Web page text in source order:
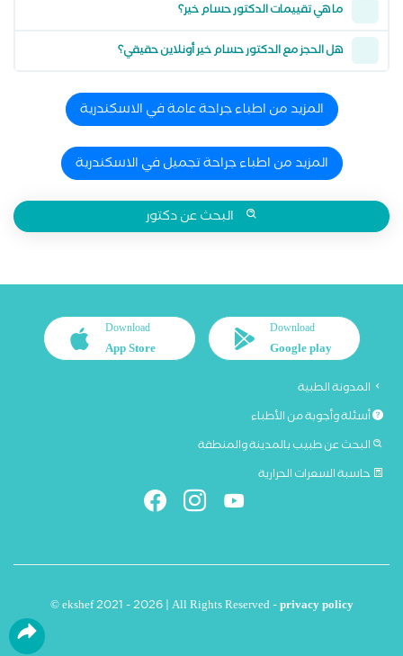
ما هي تقييمات الدكتور حسام خير؟
هل الحجز مع الدكتور حسام خير أونلاين حقيقي؟
المزيد من اطباء جراحة عامة في الاسكندرية
المزيد من اطباء جراحة تجميل في الاسكندرية
البحث عن دكتور
Download
Google play
Download
App Store
المدونة الطبية
أسئلة وأجوبة من الأطباء
البحث عن طبيب بالمدينة والمنطقة
حاسبة السعرات الحرارية
© ekshef 2021 - 2026 | All Rights Reserved -privacy policy